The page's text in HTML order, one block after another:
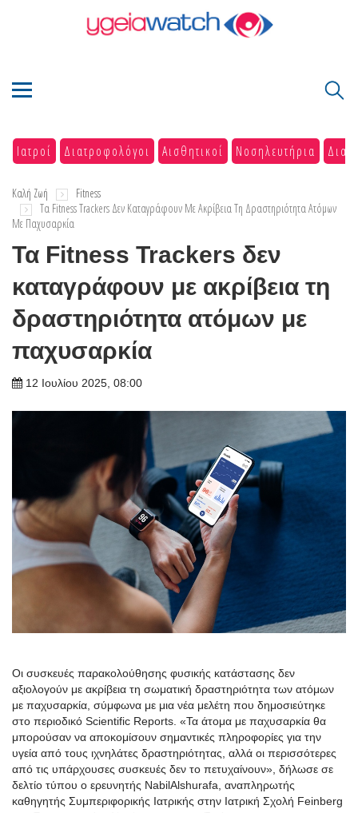
Ιατροί Διατροφολόγοι Αισθητικοί Νοσηλευτήρια
Καλή Ζωή
Fitness
Τα Fitness Trackers Δεν Καταγράφουν Με Ακρίβεια Τη Δραστηριότητα Ατόμων
Με Παχυσαρκία
Τα Fitness Trackers δεν
καταγράφουν με ακρίβεια τη
δραστηριότητα ατόμων με
παχυσαρκία
12 Ιουλίου 2025, 08:00
Οι συσκευές παρακολούθησης φυσικής κατάστασης δεν
αξιολογούν με ακρίβεια τη σωματική δραστηριότητα των ατόμων
με παχυσαρκία, σύμφωνα με μια νέα μελέτη που δημοσιεύτηκε
στο περιοδικό Scientific Reports. «Τα άτομα με παχυσαρκία θα
μπορούσαν να αποκομίσουν σημαντικές πληροφορίες για την
υγεία από τους ιχνηλάτες δραστηριότητας, αλλά οι περισσότερες
από τις υπάρχουσες συσκευές δεν το πετυχαίνουν», δήλωσε σε
δελτίο τύπου ο ερευνητής NabilAlshurafa, αναπληρωτής
καθηγητής Συμπεριφορικής Ιατρικής στην Ιατρική Σχολή Feinberg